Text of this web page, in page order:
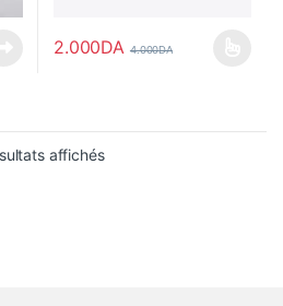
2.000DA 4.000DA
Ce produit a plusieurs
affichésTrié du plus récent au